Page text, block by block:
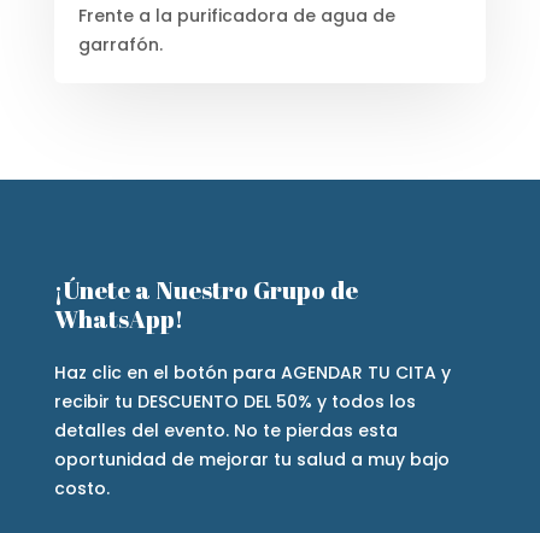
Frente a la purificadora de agua de
garrafón.
¡Únete a Nuestro Grupo de
WhatsApp!
Haz clic en el botón para AGENDAR TU CITA y
recibir tu DESCUENTO DEL 50% y todos los
detalles del evento. No te pierdas esta
oportunidad de mejorar tu salud a muy bajo
costo.